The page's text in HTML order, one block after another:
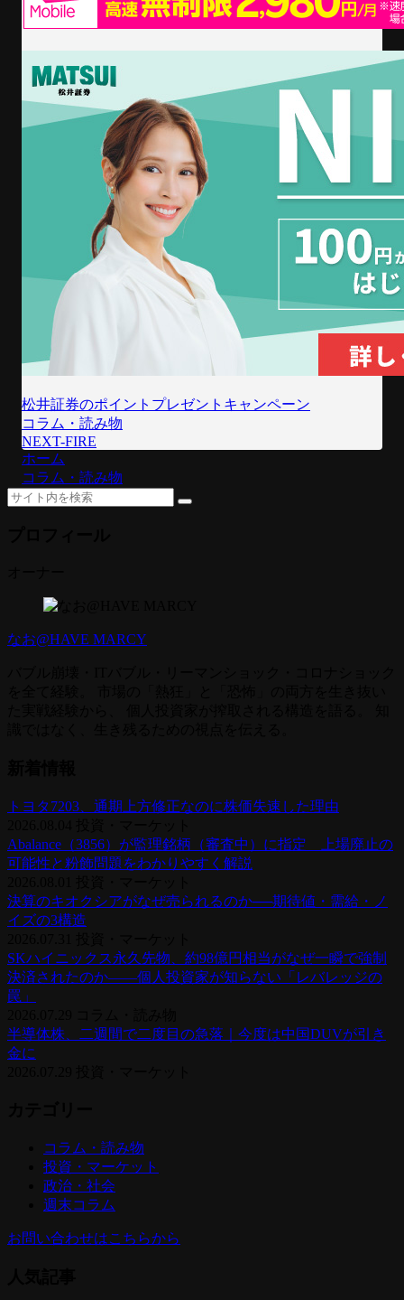
松井証券のポイントプレゼントキャンペーン
コラム・読み物
NEXT-FIRE
ホーム
コラム・読み物
なお@HAVE MARCY
トヨタ7203、通期上方修正なのに株価失速した理由
Abalance（3856）が監理銘柄（審査中）に指定 上場廃止の
可能性と粉飾問題をわかりやすく解説
決算のキオクシアがなぜ売られるのか──期待値・需給・ノ
イズの3構造
SKハイニックス永久先物、約98億円相当がなぜ一瞬で強制
決済されたのか——個人投資家が知らない「レバレッジの
罠」
半導体株、二週間で二度目の急落｜今度は中国DUVが引き
金に
コラム・読み物
投資・マーケット
政治・社会
週末コラム
お問い合わせはこちらから